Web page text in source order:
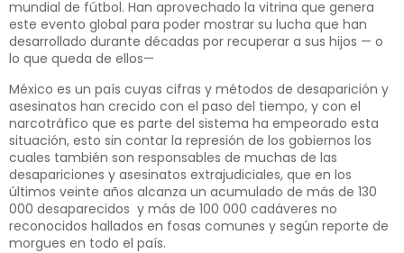
mundial de fútbol. Han aprovechado la vitrina que genera
este evento global para poder mostrar su lucha que han
desarrollado durante décadas por recuperar a sus hijos — o
lo que queda de ellos—
México es un país cuyas cifras y métodos de desaparición y
asesinatos han crecido con el paso del tiempo, y con el
narcotráfico que es parte del sistema ha empeorado esta
situación, esto sin contar la represión de los gobiernos los
cuales también son responsables de muchas de las
desapariciones y asesinatos extrajudiciales, que en los
últimos veinte años alcanza un acumulado de más de 130
000 desaparecidos y más de 100 000 cadáveres no
reconocidos hallados en fosas comunes y según reporte de
morgues en todo el país.